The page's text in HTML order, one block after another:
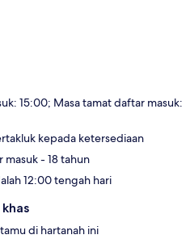
15:00; Masa tamat daftar masuk:
kepada ketersediaan
- 18 tahun
12:00 tengah hari
di hartanah ini